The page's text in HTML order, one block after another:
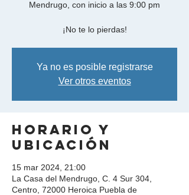
Mendrugo, con inicio a las 9:00 pm
¡No te lo pierdas!
Ya no es posible registrarse
Ver otros eventos
Horario y
ubicación
15 mar 2024, 21:00
La Casa del Mendrugo, C. 4 Sur 304,
Centro, 72000 Heroica Puebla de